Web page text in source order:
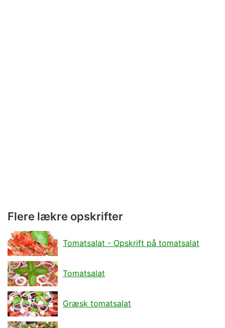
Flere lækre opskrifter
Tomatsalat - Opskrift på tomatsalat
Tomatsalat
Græsk tomatsalat